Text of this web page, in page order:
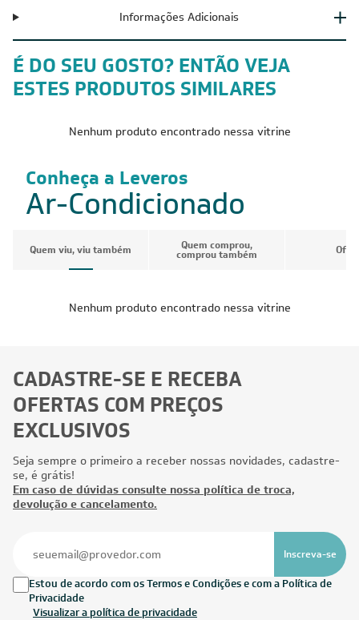
Informações Adicionais
É DO SEU GOSTO? ENTÃO VEJA
ESTES PRODUTOS SIMILARES
Nenhum produto encontrado nessa vitrine
Conheça a Leveros
Ar-Condicionado
Quem viu, viu também Quem comprou,
comprou também
Nenhum produto encontrado nessa vitrine
CADASTRE-SE E RECEBA
OFERTAS COM PREÇOS
EXCLUSIVOS
Seja sempre o primeiro a receber nossas novidades, cadastre-
se, é grátis!
Em caso de dúvidas consulte nossa política de troca,
devolução e cancelamento.
Inscreva-se
Estou de acordo com os Termos e Condições e com a Política de
Privacidade
Visualizar a política de privacidade